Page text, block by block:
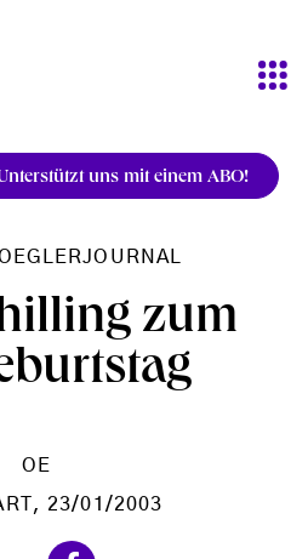
uns mit einem ABO!
zum
OE
, 23/01/2003